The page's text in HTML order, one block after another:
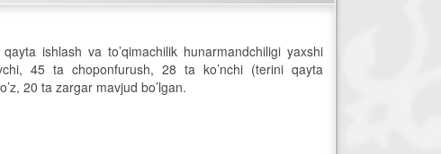
ishlash va to’qimachilik hunarmandchiligi yaxshi
45 ta choponfurush, 28 ta ko’nchi (terini qayta
20 ta zargar mavjud bo’lgan.